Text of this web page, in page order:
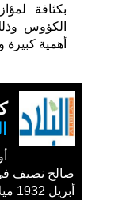
بكثافة
الكؤوس
أهمية